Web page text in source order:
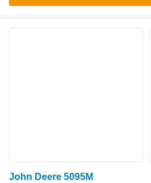
John Deere 5095M